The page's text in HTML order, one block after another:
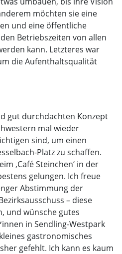
möchten sie eine
und eine öffentliche
Betriebszeiten von allen
kann. Letzteres war
die Aufenthaltsqualität
gut durchdachten Konzept
mal wieder
sind, um einen
Platz zu schaffen.
‚Café Steinchen‘ in der
gelungen. Ich freue
Abstimmung der
– diese
und wünsche gutes
in Sendling-Westpark
gastronomisches
gefehlt. Ich kann es kaum